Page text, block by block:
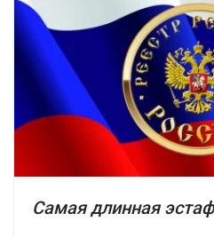
Самая длинная